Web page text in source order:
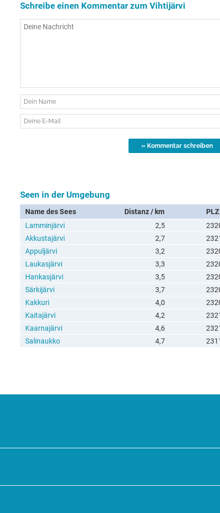
Schreibe einen Kommentar zum Vihtijärvi
Seen in der Umgebung
Name des Sees Distanz / km
PLZ
Lamminjärvi
2,5
Akkustajärvi
2,7
Appuljärvi
3,2
Laukasjärvi
3,3
Hankasjärvi
3,5
Särkijärvi
3,7
Kakkuri
4,0
Kaitajärvi
4,2
Kaarnajärvi
4,6
Salinaukko
4,7